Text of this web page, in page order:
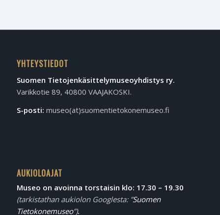
YHTEYSTIEDOT
Suomen Tietojen­käsittely­museo­yhdistys ry.
Varikkotie 89, 40800 VAAJAKOSKI.
S-posti: museo(at)suomentietokonemuseo.fi
AUKIOLOAJAT
Museo on avoinna torstaisin klo: 17.30 – 19.30
(tarkistathan aukiolon Googlesta: ”Suomen
Tietokonemuseo”).